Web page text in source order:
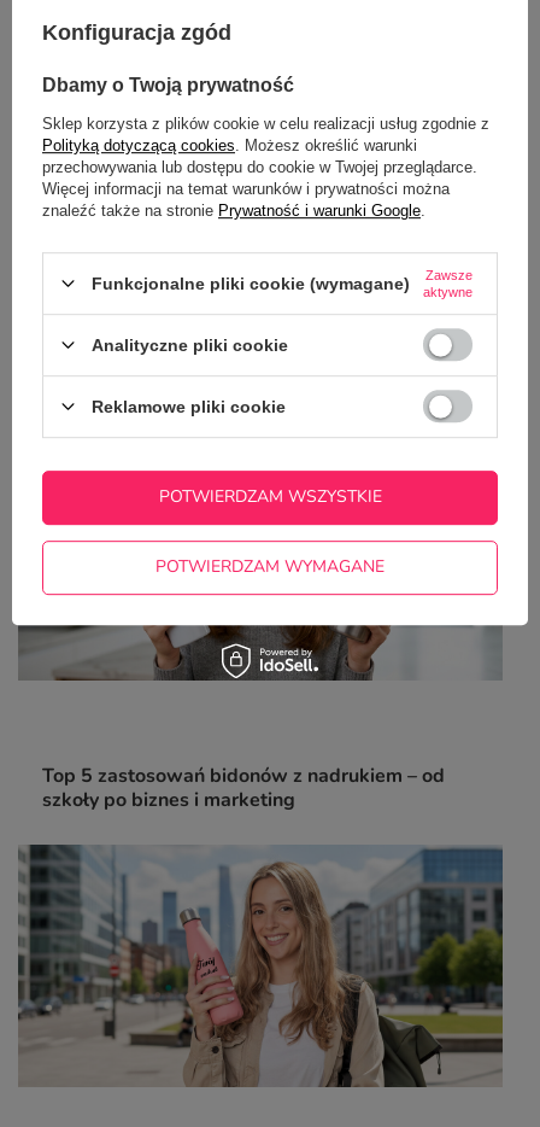
Srebrny bidon 650 ml z Twoim nadrukiem
niebieska wstawka
44,00 zł / szt.
Z NASZEGO BLOGA
Bidon aluminiowy, stalowy czy butelka termiczna?
Top 5 zastosowań bidonów z nadrukiem – od
szkoły po biznes i marketing
Konfiguracja zgód
Dbamy o Twoją prywatność
Sklep korzysta z plików cookie w celu realizacji usług zgodnie z
Polityką dotyczącą cookies . Możesz określić warunki
przechowywania lub dostępu do cookie w Twojej przeglądarce.
Więcej informacji na temat warunków i prywatności można
znaleźć także na stronie Prywatność i warunki Google
Funkcjonalne pliki cookie (wymagane)
Zawsze
aktywne
Analityczne pliki cookie
Reklamowe pliki cookie
POTWIERDZAM WYMAGANE
POTWIERDZAM WSZYSTKIE